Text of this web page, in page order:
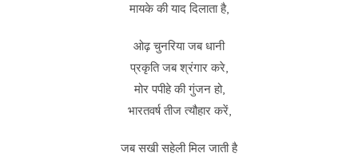
मायके की याद दिलाता है,
ओढ़ चुनरिया जब धानी
प्रकृति जब श्रंगार करे,
मोर पपीहे की गुंजन हो,
भारतवर्ष तीज त्यौहार करें,
जब सखी सहेली मिल जाती है